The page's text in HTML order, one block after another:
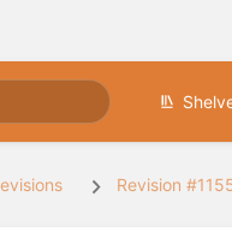
Revision